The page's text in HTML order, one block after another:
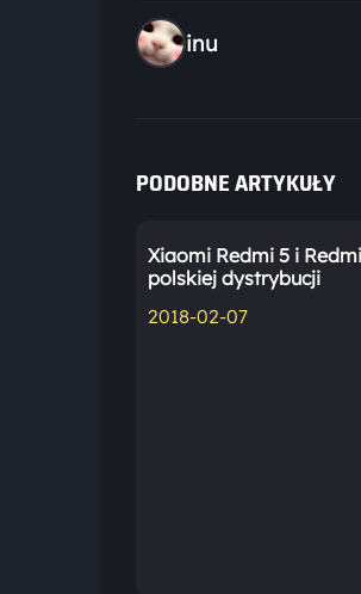
inu
PODOBNE ARTYKUŁY
Xiaomi Redmi 5 i
polskiej dystrybucji
2018-02-07